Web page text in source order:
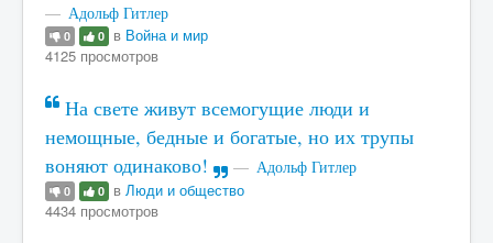
Адольф Гитлер
0 0 в Война и мир
4125 просмотров
На свете живут всемогущие люди и
немощные, бедные и богатые, но их трупы
воняют одинаково!
Адольф Гитлер
0 0 в Люди и общество
4434 просмотров